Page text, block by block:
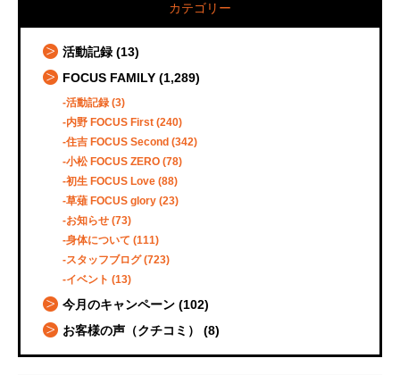
カテゴリー
活動記録 (13)
FOCUS FAMILY (1,289)
活動記録 (3)
内野 FOCUS First (240)
住吉 FOCUS Second (342)
小松 FOCUS ZERO (78)
初生 FOCUS Love (88)
草薙 FOCUS glory (23)
お知らせ (73)
身体について (111)
スタッフブログ(723)
イベント (13)
今月のキャンペーン (102)
お客様の声（クチコミ）
(8)